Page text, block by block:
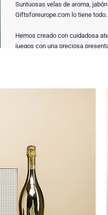
Suntuosas velas de aroma,
Giftsforeurope.com lo tiene todo.
Hemos creado con cuidadosa
juegos con una preciosa